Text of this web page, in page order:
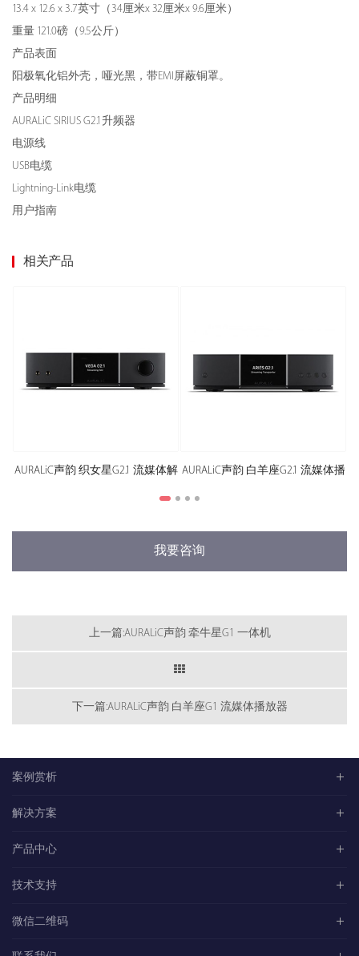
13.4 x 12.6 x 3.7英寸（34厘米x 32厘米x 9.6厘米）
重量 121.0磅（9.5公斤）
产品表面
阳极氧化铝外壳，哑光黑，带EMI屏蔽铜罩。
产品明细
AURALiC SIRIUS G2.1升频器
电源线
USB电缆
Lightning-Link电缆
用户指南
相关产品
AURALiC声韵 织女星G2.1 流媒体解 AURALiC声韵 白羊座G2.1 流媒体播
我要咨询
上一篇:AURALiC声韵 牵牛星G1 一体机
下一篇:AURALiC声韵 白羊座G1 流媒体播放器
案例赏析
解决方案
产品中心
技术支持
微信二维码